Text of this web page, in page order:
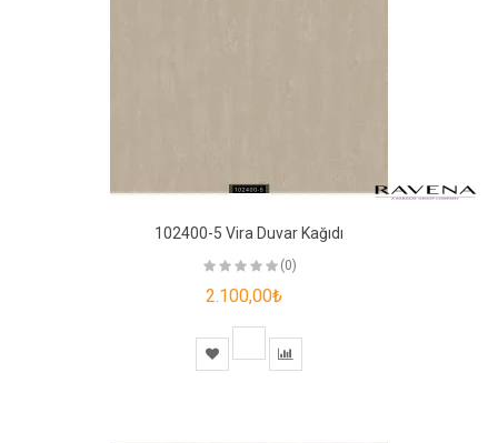
102400-5 Vira Duvar Kağıdı
(0)
2.100,00₺